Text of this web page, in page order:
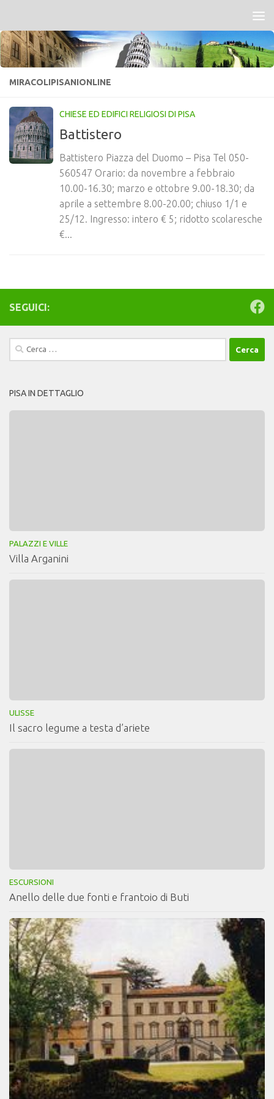
MIRACOLIPISANIONLINE
CHIESE ED EDIFICI RELIGIOSI DI PISA
Battistero
Battistero Piazza del Duomo – Pisa Tel 050-
560547 Orario: da novembre a febbraio
10.00-16.30; marzo e ottobre 9.00-18.30; da
aprile a settembre 8.00-20.00; chiuso 1/1 e
25/12. Ingresso: intero € 5; ridotto scolaresche
€...
SEGUICI:
Ricerca
per:
PISA IN DETTAGLIO
PALAZZI E VILLE
Villa Arganini
ULISSE
Il sacro legume a testa d’ariete
ESCURSIONI
Anello delle due fonti e frantoio di Buti